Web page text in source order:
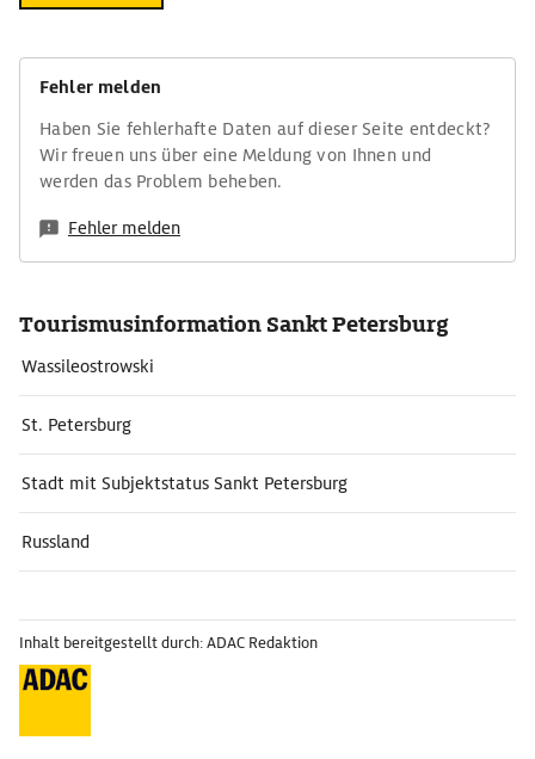
Fehler melden
Haben Sie fehlerhafte Daten auf dieser Seite entdeckt?
Wir freuen uns über eine Meldung von Ihnen und
werden das Problem beheben.
Fehler melden
Tourismusinformation Sankt Petersburg
Wassileostrowski
St. Petersburg
Stadt mit Subjektstatus Sankt Petersburg
Russland
Inhalt bereitgestellt durch: ADAC Redaktion